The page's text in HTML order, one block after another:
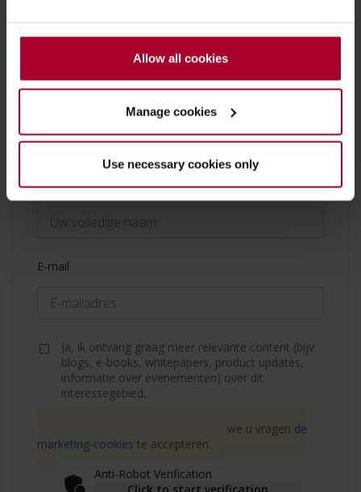
Allow all cookies
Manage cookies
Use necessary cookies only
Meten aan FttA bekabeling
Voer uw gegevens in en ontvang direct de
download link.
Naam
E-mail
Ja, ik ontvang graag meer relevante content (bijv.
blogs, e-books, whitepapers, product updates,
informatie over evenementen) over dit
interessegebied.
Vanwege AVG-wetgeving moeten we u vragen de
marketing-cookies te accepteren.
Anti-Robot Verification